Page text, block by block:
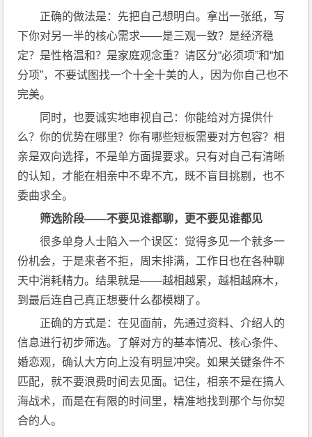
正确的做法是：先把自己想明白。拿出一张纸，写
下你对另一半的核心需求——是三观一致？是经济稳
定？是性格温和？是家庭观念重？请区分“必须项”和“加
分项”，不要试图找一个十全十美的人，因为你自己也不
完美。
同时，也要诚实地审视自己：你能给对方提供什
么？你的优势在哪里？你有哪些短板需要对方包容？相
亲是双向选择，不是单方面提要求。只有对自己有清晰
的认知，才能在相亲中不卑不亢，既不盲目挑剔，也不
委曲求全。
筛选阶段——不要见谁都聊，更不要见谁都见
很多单身人士陷入一个误区：觉得多见一个就多一
份机会，于是来者不拒，周末排满，工作日也在各种聊
天中消耗精力。结果就是——越相越累，越相越麻木，
到最后连自己真正想要什么都模糊了。
正确的方式是：在见面前，先通过资料、介绍人的
信息进行初步筛选。了解对方的基本情况、核心条件、
婚恋观，确认大方向上没有明显冲突。如果关键条件不
匹配，就不要浪费时间去见面。记住，相亲不是在搞人
海战术，而是在有限的时间里，精准地找到那个与你契
合的人。